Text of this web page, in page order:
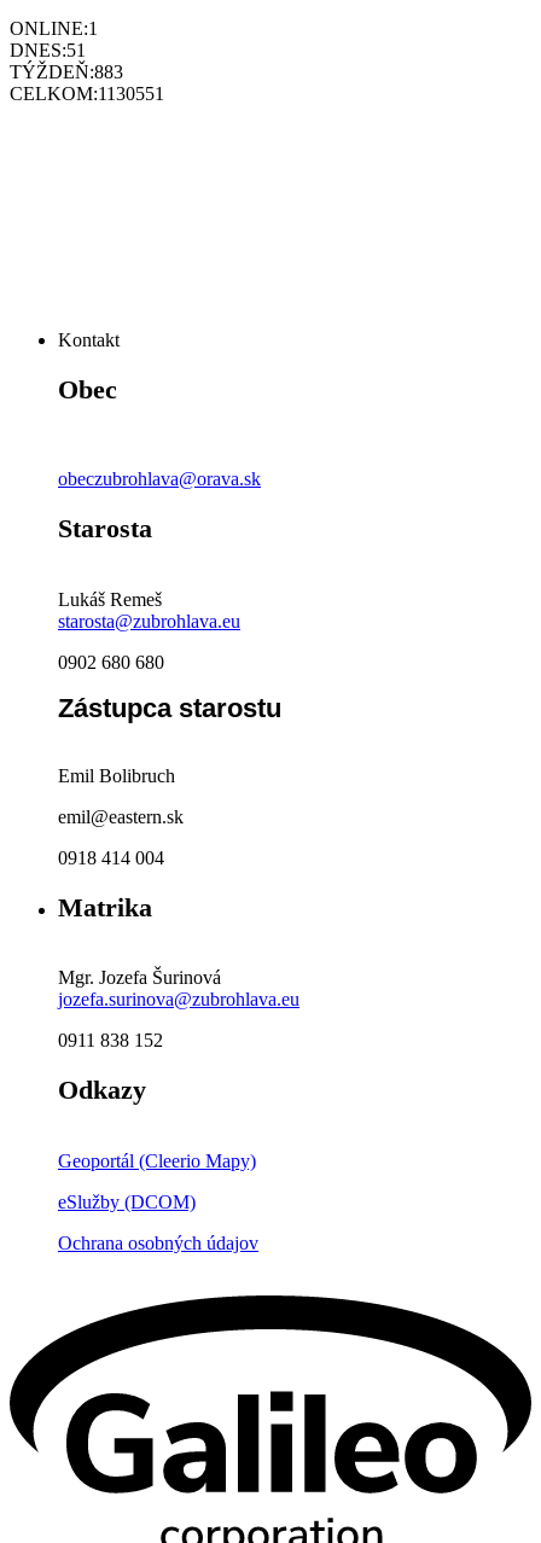
ONLINE:1
DNES:51
TÝŽDEŇ:883
CELKOM:1130551
Kontakt
Obec
obeczubrohlava@orava.sk
Starosta
Lukáš Remeš
starosta@zubrohlava.eu
0902 680 680
Zástupca starostu
Emil Bolibruch
emil@eastern.sk
0918 414 004
Matrika
Mgr. Jozefa Šurinová
jozefa.surinova@zubrohlava.eu
0911 838 152
Odkazy
Geoportál (Cleerio Mapy)
eSlužby (DCOM)
Ochrana osobných údajov